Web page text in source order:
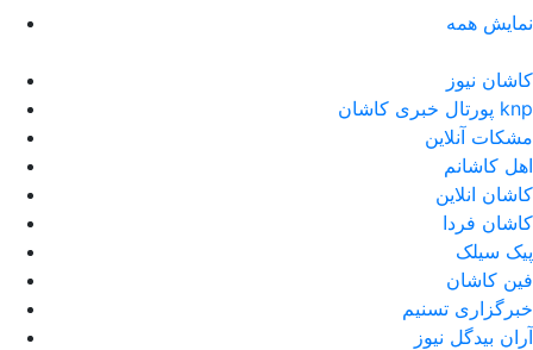
نمایش همه
کاشان نیوز
پورتال خبری كاشان knp
مشکات آنلاین
اهل کاشانم
کاشان انلاین
کاشان فردا
پیک سیلک
فین کاشان
خبرگزاری تسنیم
آران بیدگل نیوز